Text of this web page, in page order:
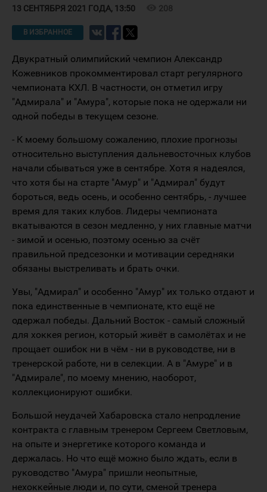
13 СЕНТЯБРЯ 2021 ГОДА, 13:50 208
В ИЗБРАННОЕ
Двукратный олимпийский чемпион Александр
Кожевников прокомментировал старт регулярного
чемпионата КХЛ. В частности, он отметил игру
"Адмирала" и "Амура", которые пока не одержали ни
одной победы в текущем сезоне.
- К моему большому сожалению, плохие прогнозы
относительно выступления дальневосточных клубов
начали сбываться уже в сентябре. Хотя я надеялся,
что хотя бы на старте "Амур" и "Адмирал" будут
бороться, ведь осень, и особенно сентябрь, - лучшее
время для таких клубов. Лидеры чемпионата
вкатываются в сезон медленно, у них главные матчи
- зимой и осенью, поэтому осенью за счёт
правильной предсезонки и мотивации середняки
обязаны выстреливать и брать очки.
Увы, "Адмирал" и особенно "Амур" их только отдают и
пока единственные в чемпионате, кто ещё не
одержал победы. Дальний Восток - самый сложный
для хоккея регион, который живёт в самолётах и не
прощает ошибок ни в чём - ни в руководстве, ни в
тренерской работе, ни в селекции. А в "Амуре" и в
"Адмирале", по моему мнению, наоборот,
коллекционируют ошибки.
Большой неудачей Хабаровска стало непродление
контракта с главным тренером Сергеем Светловым,
на опыте и энергетике которого команда и
держалась. Но что ещё можно было ждать, если в
руководство "Амура" пришли неопытные,
нехоккейные люди и, по сути, сменой тренера